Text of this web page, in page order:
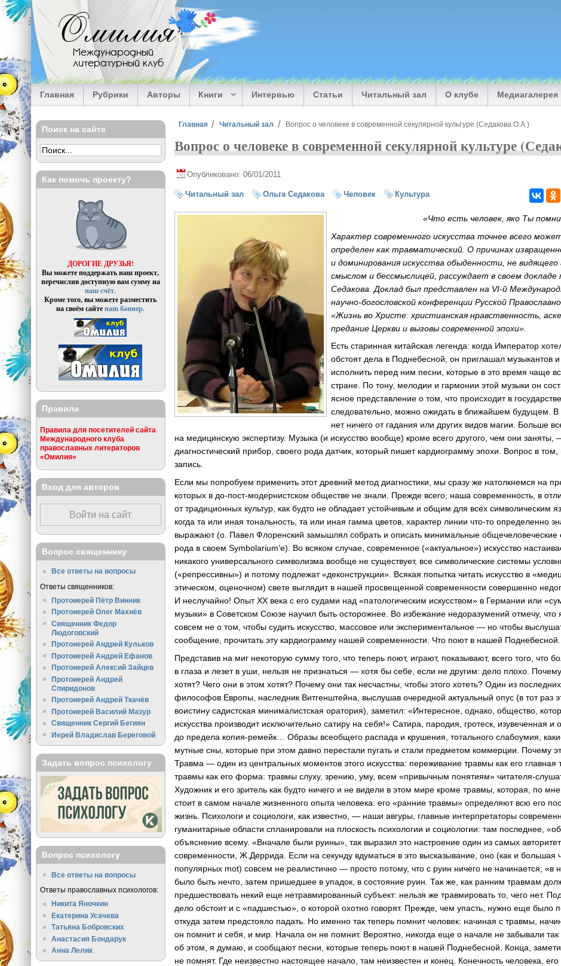
Перейти к основному содержанию
Омилия
Международный
литературный клуб
Главная Рубрики Авторы Книги Интервью Статьи Читальный зал О клубе Медиагалерея
Вы здесь
Главная Читальный зал Вопрос о человеке в современной секулярной культуре (Седакова О.А.)
Вопрос о человеке в современной секулярной культуре
Опубликовано: 06/01/2011
Читальный зал Ольга Седакова Человек Культура
«Что есть человек, яко Ты
Характер современного искусства точнее всего
определен как травматический. О причинах
и доминирования искусства обыденности, не видящего
смыслом и бессмыслицей, рассуждает в своем докладе
Седакова. Доклад был представлен на VI-й
научно-богословской конференции Русской
«Жизнь во Христе: христианская нравственность,
предание Церкви и вызовы современной эпохи».
Есть старинная китайская легенда: когда Император
обстоят дела в Поднебесной, он приглашал музыкантов
исполнить перед ним песни, которые в это время чаще
стране. По тону, мелодии и гармонии этой музыки он
ясное представление о том, что происходит в
следовательно, можно ожидать в ближайшем будущем. В
нет ничего от гадания или других видов магии. Больше
на медицинскую экспертизу. Музыка (и искусство вообще) кроме всего другого, чем они заняты,
диагностический прибор, своего рода датчик, который пишет кардиограмму эпохи. Вопрос в том,
запись.
Если мы попробуем применить этот древний метод диагностики, мы сразу же натолкнемся на
которых в до-пост-модернистском обществе не знали. Прежде всего, наша современность, в
от традиционных культур, как будто не обладает устойчивым и общим для всех символическим
когда та или иная тональность, та или иная гамма цветов, характер линиичто-то определенно
выражают (о. Павел Флоренский замышлял собрать и описать минимальные общечеловеческие
рода в своем Symbolarium’е). Во всяком случае, современное («актуальное») искусство
никакого универсального символизма вообще не существует, все символические системы
(«репрессивны») и потому подлежат «деконструкции». Всякая попытка читать искусство в
этическом, оценочном) свете выглядит в нашей просвещенной современности совершенно
И неслучайно! Опыт ХХ века с его судами над «патологическим искусством» в Германии или
музыки» в Советском Союзе научил быть осторожнее. Во избежание недоразумений отмечу, что
совсем не о том, чтобы судить искусство, массовое или экспериментальное — но чтобы
сообщение, прочитать эту кардиограмму нашей современности. Что поют в нашей Поднебесной.
Представив на миг некоторую сумму того, что теперь поют, играют, показывают, всего того, что
в глаза и лезет в уши, нельзя не признаться — хотя бы себе, если не другим: дело плохо.
хотят? Чего они в этом хотят? Почему они так несчастны, чтобы этого хотеть? Один из
философов Европы, наследник Витгенштейна, выслушав очередной актуальный опус (в тот раз
воистину садистская минималистская оратория), заметил: «Интересное, однако, общество,
искусства производит исключительно сатиру на себя!» Сатира, пародия, гротеск, изувеченная и
до предела копия-ремейк … Образы всеобщего распада и крушения, тотального слабоумия,
мутные сны, которые при этом давно перестали пугать и стали предметом коммерции. Почему
Травма — один из центральных моментов этого искусства: переживание травмы как его главная
травмы как его форма: травмы слуху, зрению, уму, всем «привычным понятиям»читателя-
Художник и его зритель как будто ничего и не видели в этом мире кроме травмы, которая, по
стоит в самом начале жизненного опыта человека: его «ранние травмы» определяют всю его
жизнь. Психологи и социологи, как известно, — наши авгуры, главные интерпретаторы
гуманитарные области спланировали на плоскость психологии и социологии: там последнее,
объяснение всему. «Вначале были руины», так выразил это настроение один из самых
современности, Ж.Деррида. Если на секунду вдуматься в это высказывание, оно (как и большая
популярных mot) совсем не реалистично — просто потому, что с руин ничего не начинается; «в
было быть нечто, затем пришедшее в упадок, в состояние руин. Так же, как ранним травмам
предшествовать некий еще нетравмированный субъект: нельзя же травмировать то, чего нет.
дело обстоит и с «падшестью», о которой охотно говорят. Прежде, чем упасть, нужно еще было
откуда затем предстояло падать. Но именно так теперь помнит человек: начиная с травмы,
он помнит и себя, и мир. Начала он не помнит. Вероятно, никогда еще о начале не забывали так
об этом, я думаю, и сообщают песни, которые теперь поют в нашей Поднебесной. Конца,
не помнят. Где неизвестно настоящее начало, там неизвестен и конец. Конечность человека,
Поиск на сайте
Как помочь проекту?
ДОРОГИЕ ДРУЗЬЯ!
Вы можете поддержать наш проект,
перечислив доступную вам сумму на
наш счёт.
Кроме того, вы можете разместить
на своём сайтенаш баннер.
Правила
Правила для посетителей сайта
Международного клуба
православных литераторов
«Омилия»
Вход для авторов
Войти на сайт
Вопрос священнику
Все ответы на вопросы
Ответы священников:
Протоиерей Пётр Винник
Протоиерей Олег Махнёв
Священник Федор
Людоговский
Протоиерей Андрей Кульков
Протоиерей Андрей Ефанов
Протоиерей Алексий Зайцев
Протоиерей Андрей
Спиридонов
Протоиерей Андрей Ткачёв
Протоиерей Василий Мазур
Священник Сергий Бегиян
Иерей Владислав Береговой
Задать вопрос психологу
Вопрос психологу
Все ответы на вопросы
Ответы православных психологов:
Никита Яночкин
Екатерина Усачева
Татьяна Бобровских
Анастасия Бондарук
Анна Лелик